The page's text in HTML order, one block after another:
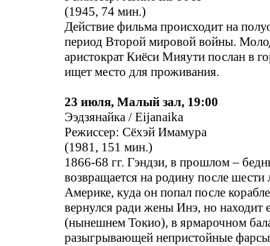
(1945, 74 мин.)
Действие фильма происходит на
период Второй мировой войны.
аристократ Киёси Мияути послан в
ищет место для проживания.
23 июля, Малый зал, 19:00
Ээдзянайка / Eijanaika
Режиссер: Сёхэй Имамура
(1981, 151 мин.)
1866-68 гг. Гэндзи, в прошлом –
возвращается на родину после шести
Америке, куда он попал после
вернулся ради жены Инэ, но находит
(нынешнем Токио), в ярмарочном
разыгрывающей непристойные